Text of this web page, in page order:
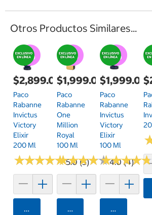
Otros Productos Similares...
$2,899.00
Paco
Rabanne
Invictus
Victory
Elixir
200 Ml
★★★★★
★★★★★5.0 (5)
Agregar
$1,999.00
Paco
Rabanne
One
Million
Royal
100 Ml
★★★★★
★★★★★4.0 (4)
Agregar
$1,999.00
Paco
Rabanne
Invictus
Victory
Elixir
100 Ml
★★★★
★★★★
Agregar